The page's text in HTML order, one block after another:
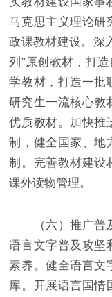
马克思主义理论研
政课教材建设。深
列”原创教材，打
学教材，打造一批
研究生一流核心教
优质教材。加快推
制，健全国家、地
制。完善教材建设
课外读物管理。
（六）推广普及
语言文字普及攻坚
素养。健全语言文
库。开展语言国情